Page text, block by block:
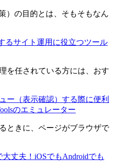
）の目的とは、そもそもなん
るサイト運用に役立つツール
を任されている方には、おす
ー（表示確認）する際に便利
のエミュレーター
ときに、ページがブラウザで
丈夫！iOSでもAndroidでも